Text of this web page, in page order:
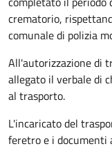
crematorio,
comunale di polizia
All'autorizzazione di
allegato il verbale di
al trasporto.
L'incaricato del
feretro e i documenti